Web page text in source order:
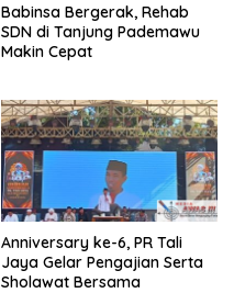
Babinsa Bergerak, Rehab
SDN di Tanjung Pademawu
Makin Cepat
Anniversary ke-6, PR Tali
Jaya Gelar Pengajian Serta
Sholawat Bersama